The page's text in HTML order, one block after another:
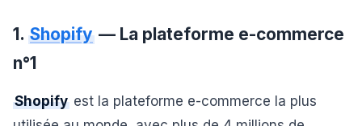
1. Shopify — La plateforme e-commerce
n°1
Shopify est la plateforme e-commerce la plus